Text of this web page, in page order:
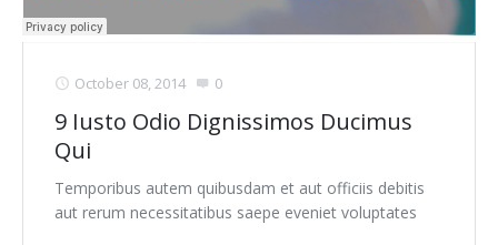
October 08, 2014 0
9 Iusto Odio Dignissimos Ducimus
Qui
Temporibus autem quibusdam et aut officiis debitis
aut rerum necessitatibus saepe eveniet voluptates